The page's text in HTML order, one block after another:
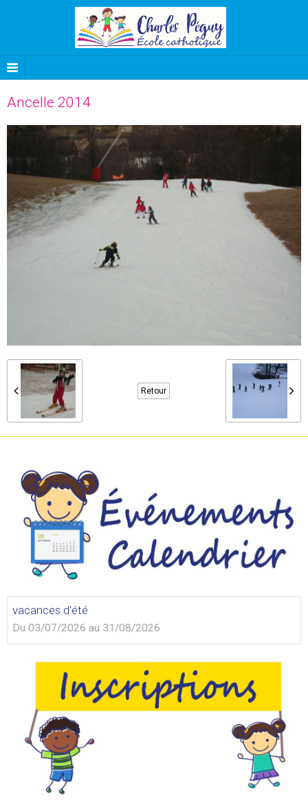
Ancelle 2014
Retour
vacances d'été
Du 03/07/2026 au 31/08/2026